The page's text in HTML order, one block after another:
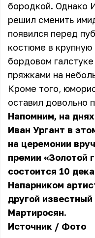
бородкой. Однако
решил сменить
появился перед
костюме в
бордовом
пряжками на
Кроме того,
оставил довольно
Напомним, на
Иван Ургант в
на церемонии
премии «Золотой
состоится 10
Напарником
другой известный
Мартиросян.
Источник / Фото